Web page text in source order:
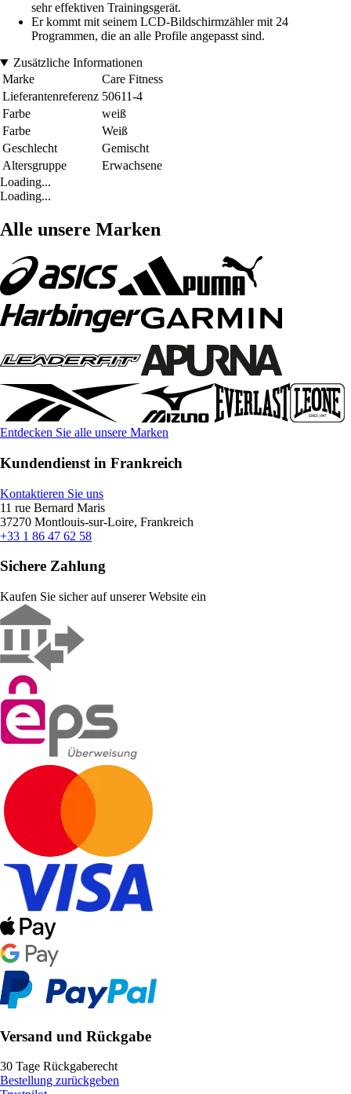
sehr effektiven Trainingsgerät.
Er kommt mit seinem LCD-Bildschirmzähler mit 24
Programmen, die an alle Profile angepasst sind.
Zusätzliche Informationen
Marke
Care Fitness
Lieferantenreferenz 50611-4
Farbe
weiß
Farbe
Weiß
Geschlecht
Gemischt
Altersgruppe
Erwachsene
Loading...
Loading...
Alle unsere Marken
Entdecken Sie alle unsere Marken
Kundendienst in Frankreich
Kontaktieren Sie uns
11 rue Bernard Maris
37270 Montlouis-sur-Loire, Frankreich
+33 1 86 47 62 58
Sichere Zahlung
Kaufen Sie sicher auf unserer Website ein
Versand und Rückgabe
30 Tage Rückgaberecht
Bestellung zurückgeben